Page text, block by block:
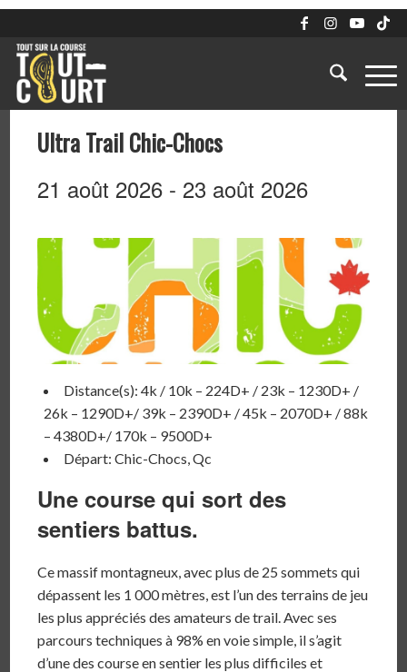
Ultra Trail Chic-Chocs
21 août 2026 -23 août 2026
Distance(s): 4k / 10k – 224D+ / 23k – 1230D+ /
26k – 1290D+/ 39k – 2390D+ / 45k – 2070D+ / 88k
– 4380D+/ 170k – 9500D+
Départ: Chic-Chocs, Qc
Une course qui sort des
sentiers battus.
Ce massif montagneux, avec plus de 25 sommets qui
dépassent les 1 000 mètres, est l’un des terrains de jeu
les plus appréciés des amateurs de trail. Avec ses
parcours techniques à 98% en voie simple, il s’agit
d’une des course en sentier les plus difficiles et